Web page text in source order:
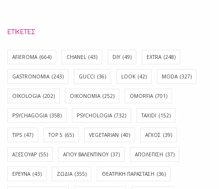
ΕΤΙΚΈΤΕΣ
AFIEROMA (664) CHANEL (43) DIY (49) EXTRA (248)
GASTRONOMIA (243) GUCCI (36) LOOK (42) MODA (327)
OIKOLOGIA (202) OIKONOMIA (252) OMORFIA (701)
PSYCHAGOGIA (358) PSYCHOLOGIA (732) TAXIDI (152)
TIPS (47) TOP 5 (65) VEGETARIAN (40) ΑΓΧΟΣ (39)
ΑΞΕΣΟΥΑΡ (55) ΑΓΊΟΥ ΒΑΛΕΝΤΊΝΟΥ (37) ΑΠΟΛΈΠΙΣΗ (37)
ΕΡΕΥΝΑ (43) ΖΩΔΙΑ (355) ΘΕΑΤΡΙΚΗ ΠΑΡΑΣΤΑΣΗ (36)